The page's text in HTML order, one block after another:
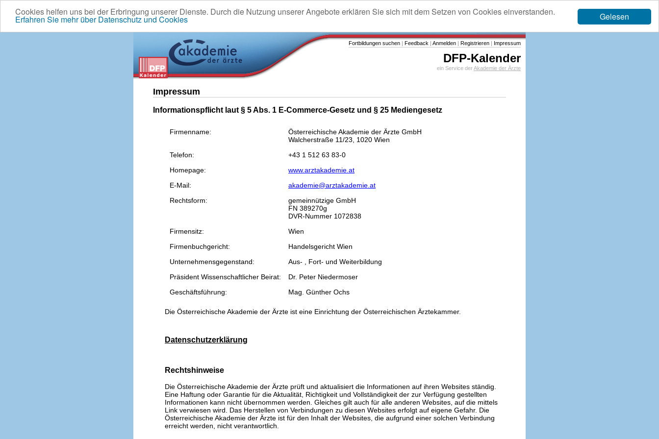
Gelesen
Cookies helfen uns bei der Erbringung unserer Dienste. Durch die Nutzung unserer Angebote erklären Sie sich mit dem Setzen von Cookies einverstanden.
Erfahren Sie mehr über Datenschutz und Cookies
Fortbildungen suchen | Feedback | Anmelden | Registrieren | Impressum
DFP-Kalender
ein Service derAkademie der Ärzte
Impressum
Informationspflicht laut § 5 Abs. 1 E-Commerce-Gesetz und § 25 Mediengesetz
Firmenname:
Österreichische Akademie der Ärzte GmbH
Walcherstraße 11/23, 1020 Wien
Telefon:
+43 1 512 63 83-0
Homepage:
www.arztakademie.at
E-Mail:
akademie@arztakademie.at
Rechtsform:
gemeinnützige GmbH
FN 389270g
DVR-Nummer 1072838
Firmensitz:
Wien
Firmenbuchgericht:
Handelsgericht Wien
Unternehmensgegenstand:
Aus- , Fort- und Weiterbildung
Präsident Wissenschaftlicher Beirat:
Dr. Peter Niedermoser
Geschäftsführung:
Mag. Günther Ochs
Die Österreichische Akademie der Ärzte ist eine Einrichtung der Österreichischen Ärztekammer.
Datenschutzerklärung
Rechtshinweise
Die Österreichische Akademie der Ärzte prüft und aktualisiert die Informationen auf ihren Websites ständig.
Eine Haftung oder Garantie für die Aktualität, Richtigkeit und Vollständigkeit der zur Verfügung gestellten
Informationen kann nicht übernommen werden. Gleiches gilt auch für alle anderen Websites, auf die mittels
Link verwiesen wird. Das Herstellen von Verbindungen zu diesen Websites erfolgt auf eigene Gefahr. Die
Österreichische Akademie der Ärzte ist für den Inhalt der Websites, die aufgrund einer solchen Verbindung
erreicht werden, nicht verantwortlich.